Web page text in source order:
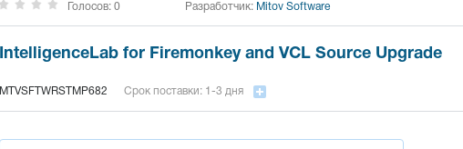
Голосов: 0 Разработчик: Mitov Software
IntelligenceLab for Firemonkey and VCL Source Upgrade
MTVSFTWRSTMP682 Срок поставки: 1-3 дня